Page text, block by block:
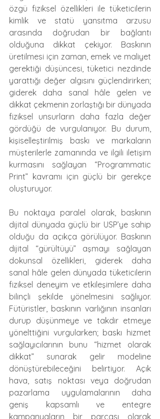
özgü fiziksel özellikleri ile tüketicilerin
kimlik ve statü yansıtma arzusu
arasında doğrudan bir bağlantı
olduğuna dikkat çekiyor. Baskının
üretilmesi için zaman, emek ve maliyet
gerektiği düşüncesi, tüketici nezdinde
yarattığı değer algısını güçlendirirken;
giderek daha sanal hâle gelen ve
dikkat çekmenin zorlaştığı bir dünyada
fiziksel unsurların daha fazla değer
gördüğü de vurgulanıyor. Bu durum,
kişiselleştirilmiş baskı ve markaların
müşterilerle zamanında ve ilgili iletişim
kurmasını sağlayan “Programmatic
Print” kavramı için güçlü bir gerekçe
oluşturuyor.
Bu noktaya paralel olarak, baskının
dijital dünyada güçlü bir USP’ye sahip
olduğu da açıkça görülüyor. Baskının
dijital “gürültüyü” aşmayı sağlayan
dokunsal özellikleri, giderek daha
sanal hâle gelen dünyada tüketicilerin
fiziksel deneyim ve etkileşimlere daha
bilinçli şekilde yönelmesini sağlıyor.
Fütüristler, baskının varlığının insanları
durup düşünmeye ve takdir etmeye
yönelttiğini vurgularken; baskı hizmet
sağlayıcılarının bunu “hizmet olarak
dikkat” sunarak gelir modeline
dönüştürebileceğini belirtiyor. Açık
hava, satış noktası veya doğrudan
pazarlama uygulamalarının daha
geniş kapsamlı ve entegre
kampanyaların bir parçası olarak